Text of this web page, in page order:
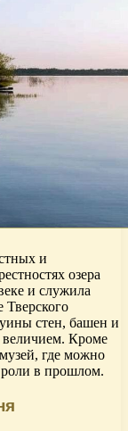
и
озера
и служила
Тверского
стен, башен и
величием. Кроме
где можно
роли в прошлом.